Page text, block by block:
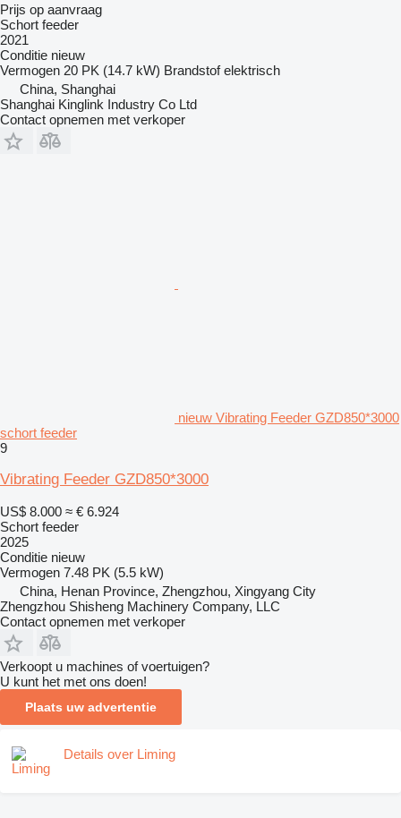
Prijs op aanvraag
Schort feeder
2021
Conditie nieuw
Vermogen 20 PK (14.7 kW) Brandstof elektrisch
China, Shanghai
Shanghai Kinglink Industry Co Ltd
Contact opnemen met verkoper
nieuw Vibrating Feeder GZD850*3000
schort feeder
9
Vibrating Feeder GZD850*3000
US$ 8.000 ≈ € 6.924
Schort feeder
2025
Conditie nieuw
Vermogen 7.48 PK (5.5 kW)
China, Henan Province, Zhengzhou, Xingyang City
Zhengzhou Shisheng Machinery Company, LLC
Contact opnemen met verkoper
Verkoopt u machines of voertuigen?
U kunt het met ons doen!
Plaats uw advertentie
Details over Liming